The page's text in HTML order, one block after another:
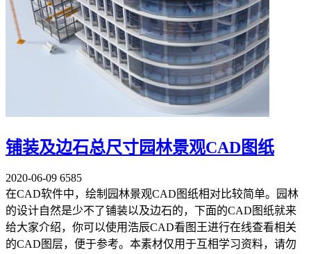
铺装及边石总尺寸园林景观CAD图纸
2020-06-09 6585
在CAD软件中，绘制园林景观CAD图纸相对比较简单。园林
的设计自然是少不了铺装以及边石的，下面的CAD图纸就来
给大家介绍，你可以使用浩辰CAD看图王进行在线查看相关
的CAD图层，便于参考。本素材仅用于互相学习资料，请勿